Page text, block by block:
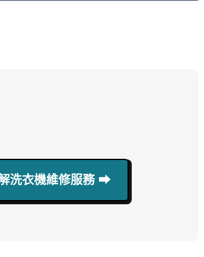
洗衣機維修服務 ⮕